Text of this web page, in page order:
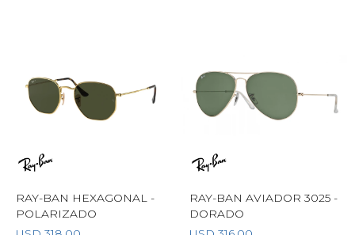
RAY-BAN HEXAGONAL -
POLARIZADO
RAY-BAN AVIADOR 3025 -
DORADO